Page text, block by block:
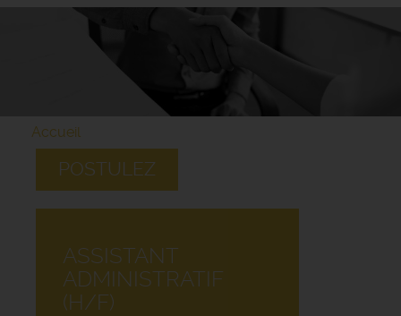
Accueil
POSTULEZ
ASSISTANT
ADMINISTRATIF
(H/F)